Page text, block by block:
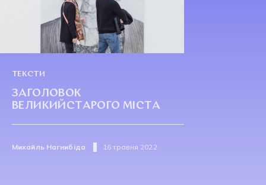
ТЕКСТИ
ЗАГОЛОВОК
ВЕЛИКИЙСТАРОГО МІСТА
Михайль Нагнибіда 16 травня 2022